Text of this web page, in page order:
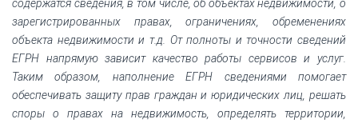
содержатся сведения, в том числе, об объектах недвижимости, о
зарегистрированных правах, ограничениях, обременениях
объекта недвижимости и т.д. От полноты и точности сведений
ЕГРН напрямую зависит качество работы сервисов и услуг.
Таким образом, наполнение ЕГРН сведениями помогает
обеспечивать защиту прав граждан и юридических лиц, решать
споры о правах на недвижимость, определять территории,